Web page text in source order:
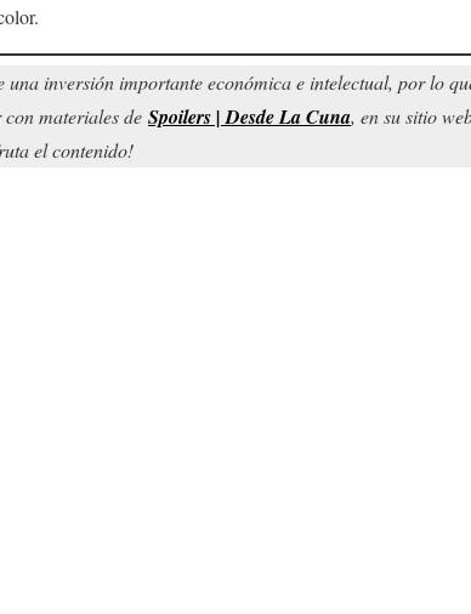
inversión importante económica e intelectual, por lo
con materiales de Spoilers | Desde La Cuna, en su sitio
el contenido!